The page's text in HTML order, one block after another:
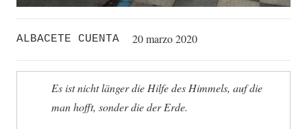
ALBACETE CUENTA 20 marzo 2020
Es ist nicht länger die Hilfe des Himmels, auf die
man hofft, sonder die der Erde.